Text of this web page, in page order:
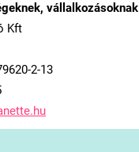
vállalkozásoknak
Kft
2-13
te.hu